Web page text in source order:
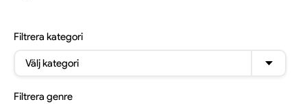
Filtrera kategori
Välj kategori
Filtrera genre